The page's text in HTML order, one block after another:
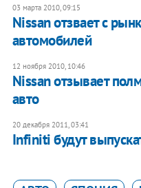
03 марта 2010, 09:15
Nissan отзвает с
автомобилей
12 ноября 2010, 10:46
Nissan отзывает
авто
20 декабря 2011, 03:41
Infiniti будут